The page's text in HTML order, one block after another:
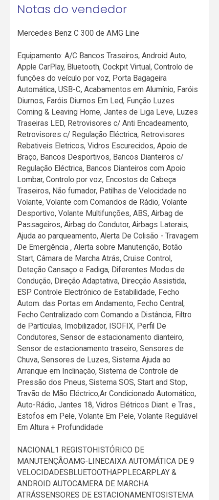
Notas do vendedor
Mercedes Benz C 300 de AMG Line
Equipamento: A/C Bancos Traseiros, Android Auto,
Apple CarPlay, Bluetooth, Cockpit Virtual, Controlo de
funções do veículo por voz, Porta Bagageira
Automática, USB-C, Acabamentos em Alumínio, Faróis
Diurnos, Faróis Diurnos Em Led, Função Luzes
Coming & Leaving Home, Jantes de Liga Leve, Luzes
Traseiras LED, Retrovisores c/ Anti Encadeamento,
Retrovisores c/ Regulação Eléctrica, Retrovisores
Rebativeis Eletricos, Vidros Escurecidos, Apoio de
Braço, Bancos Desportivos, Bancos Dianteiros c/
Regulação Eléctrica, Bancos Dianteiros com Apoio
Lombar, Controlo por voz, Encostos de Cabeça
Traseiros, Não fumador, Patilhas de Velocidade no
Volante, Volante com Comandos de Rádio, Volante
Desportivo, Volante Multifunções, ABS, Airbag de
Passageiros, Airbag do Condutor, Airbags Laterais,
Ajuda ao parqueamento, Alerta De Colisão - Travagem
De Emergência , Alerta sobre Manutenção, Botão
Start, Câmara de Marcha Atrás, Cruise Control,
Deteção Cansaço e Fadiga, Diferentes Modos de
Condução, Direção Adaptativa, Direcção Assistida,
ESP Controle Electrónico de Estabilidade, Fecho
Autom. das Portas em Andamento, Fecho Central,
Fecho Centralizado com Comando a Distância, Filtro
de Partículas, Imobilizador, ISOFIX, Perfil De
Condutores, Sensor de estacionamento dianteiro,
Sensor de estacionamento traseiro, Sensores de
Chuva, Sensores de Luzes, Sistema Ajuda ao
Arranque em Inclinação, Sistema de Controle de
Pressão dos Pneus, Sistema SOS, Start and Stop,
Travão de Mão Eléctrico,Ar Condicionado Automático,
Auto-Rádio, Jantes 18, Vidros Elétricos Diant. e Tras.,
Estofos em Pele, Volante Em Pele, Volante Regulável
Em Altura + Profundidade
NACIONAL1 REGISTOHISTÓRICO DE
MANUTENÇÃOAMG-LINECAIXA AUTOMÁTICA DE 9
VELOCIDADESBLUETOOTHAPPLECARPLAY &
ANDROID AUTOCAMERA DE MARCHA
ATRÁSSENSORES DE ESTACIONAMENTOSISTEMA